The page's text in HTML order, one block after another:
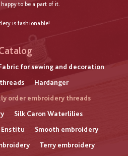
to be a part of it.
is fashionable!
for sewing and decoration
Hardanger
order embroidery threads
Silk Caron Waterlilies
Enstitu
Smooth embroidery
Terry embroidery